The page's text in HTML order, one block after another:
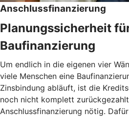
Anschlussfinanzierung
Planungssicherheit
Baufinanzierung
Um endlich in die eigenen vier
viele Menschen eine
Zinsbindung abläuft, ist die
noch nicht komplett
Anschlussfinanzierung nötig.